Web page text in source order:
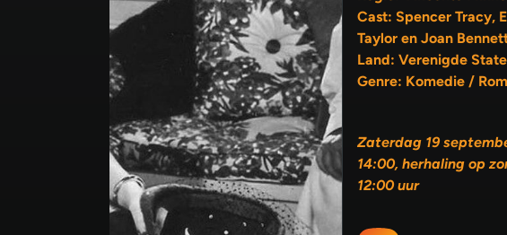
Cast: Spencer Tracy,
Taylor en Joan
Land: Verenigde
Genre: Komedie /
Zaterdag 19
14:00, herhaling op
12:00 uur